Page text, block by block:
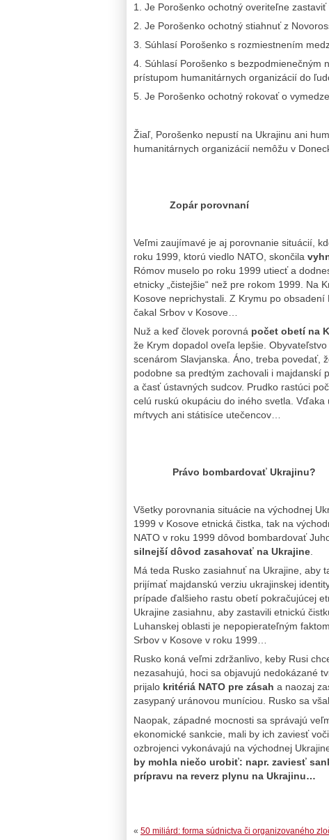
1. Je Porošenko ochotný overiteľne
2. Je Porošenko ochotný stiahnuť z
3. Súhlasí Porošenko s rozmiestnením
4. Súhlasí Porošenko s bezpodmienečným
prístupom humanitárnych organizácií do
5. Je Porošenko ochotný rokovať o
Žiaľ, Porošenko nepustí na Ukrajinu ani
humanitárnych organizácií nemôžu v
Zopár porovnaní
Veľmi zaujímavé je aj porovnanie situácií,
roku 1999, ktorú viedlo NATO, skončila
Rómov muselo po roku 1999 utiecť a
etnicky „čistejšie“ než pre rokom 1999. Na
Kosove neprichystali. Z Krymu po
čakal Srbov v Kosove…
Nuž a keď človek porovná počet obetí na
že Krym dopadol oveľa lepšie.
scenárom Slavjanska. Áno, treba povedať,
podobne sa predtým zachovali i majdanskí
a časť ústavných sudcov. Prudko rastúci
celú ruskú okupáciu do iného svetla.
mŕtvych ani státisíce utečencov…
Právo bombardovať Ukrajinu?
Všetky porovnania situácie na východnej
1999 v Kosove etnická čistka, tak na
NATO v roku 1999 dôvod bombardovať
silnejší dôvod zasahovať na Ukrajine
Má teda Rusko zasiahnuť na Ukrajine, aby
prijímať majdanskú verziu ukrajinskej
prípade ďalšieho rastu obetí pokračujúcej
Ukrajine zasiahnu, aby zastavili etnickú
Luhanskej oblasti je nepopierateľným
Srbov v Kosove v roku 1999…
Rusko koná veľmi zdržanlivo, keby Rusi
nezasahujú, hoci sa objavujú nedokázané
prijalo kritériá NATO pre zásah a naozaj
zasypaný uránovou muníciou. Rusko sa
Naopak, západné mocnosti sa správajú
ekonomické sankcie, mali by ich zaviesť
ozbrojenci vykonávajú na východnej
by mohla niečo urobiť: napr. zaviesť
prípravu na reverz plynu na Ukrajinu…
« 50 miliárd: forma súdnictva či organizovaného